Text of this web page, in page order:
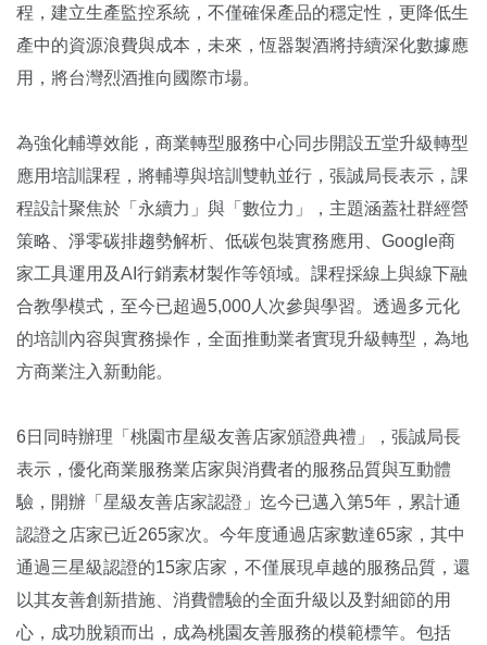
程，建立生產監控系統，不僅確保產品的穩定性，更降低生
產中的資源浪費與成本，未來，恆器製酒將持續深化數據應
用，將台灣烈酒推向國際市場。
為強化輔導效能，商業轉型服務中心同步開設五堂升級轉型
應用培訓課程，將輔導與培訓雙軌並行，張誠局長表示，課
程設計聚焦於「永續力」與「數位力」，主題涵蓋社群經營
策略、淨零碳排趨勢解析、低碳包裝實務應用、Google商
家工具運用及AI行銷素材製作等領域。課程採線上與線下融
合教學模式，至今已超過5,000人次參與學習。透過多元化
的培訓內容與實務操作，全面推動業者實現升級轉型，為地
方商業注入新動能。
6日同時辦理「桃園市星級友善店家頒證典禮」，張誠局長
表示，優化商業服務業店家與消費者的服務品質與互動體
驗，開辦「星級友善店家認證」迄今已邁入第5年，累計通
認證之店家已近265家次。今年度通過店家數達65家，其中
通過三星級認證的15家店家，不僅展現卓越的服務品質，還
以其友善創新措施、消費體驗的全面升級以及對細節的用
心，成功脫穎而出，成為桃園友善服務的模範標竿。包括